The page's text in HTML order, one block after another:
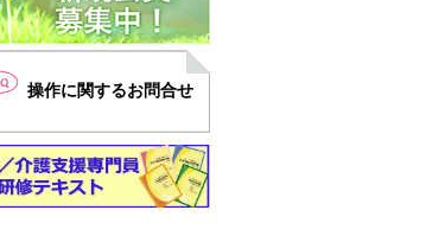
操作に関するお問合せ